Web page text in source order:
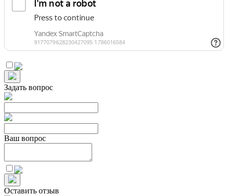
Задать вопрос
Ваш вопрос
Оставить отзыв